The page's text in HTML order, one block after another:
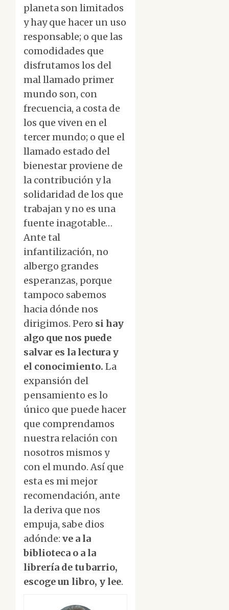
planeta son limitados
y hay que hacer un uso
responsable; o que las
comodidades que
disfrutamos los del
mal llamado primer
mundo son, con
frecuencia, a costa de
los que viven en el
tercer mundo; o que el
llamado estado del
bienestar proviene de
la contribución y la
solidaridad de los que
trabajan y no es una
fuente inagotable…
Ante tal
infantilización, no
albergo grandes
esperanzas, porque
tampoco sabemos
hacia dónde nos
dirigimos. Pero si hay
algo que nos puede
salvar es la lectura y
el conocimiento. La
expansión del
pensamiento es lo
único que puede hacer
que comprendamos
nuestra relación con
nosotros mismos y
con el mundo. Así que
esta es mi mejor
recomendación, ante
la deriva que nos
empuja, sabe dios
adónde: ve a la
biblioteca o a la
librería de tu barrio,
escoge un libro, y lee.